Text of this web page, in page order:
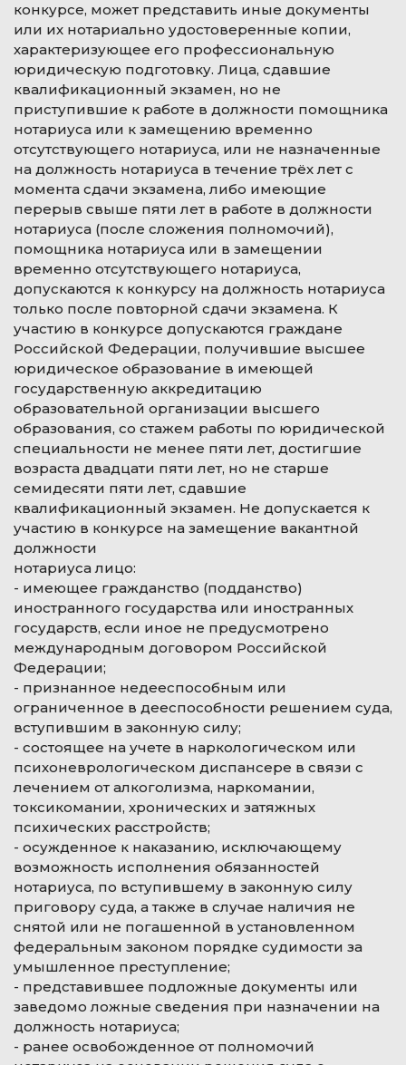
конкурсе, может представить иные документы
или их нотариально удостоверенные копии,
характеризующее его профессиональную
юридическую подготовку. Лица, сдавшие
квалификационный экзамен, но не
приступившие к работе в должности помощника
нотариуса или к замещению временно
отсутствующего нотариуса, или не назначенные
на должность нотариуса в течение трёх лет с
момента сдачи экзамена, либо имеющие
перерыв свыше пяти лет в работе в должности
нотариуса (после сложения полномочий),
помощника нотариуса или в замещении
временно отсутствующего нотариуса,
допускаются к конкурсу на должность нотариуса
только после повторной сдачи экзамена. К
участию в конкурсе допускаются граждане
Российской Федерации, получившие высшее
юридическое образование в имеющей
государственную аккредитацию
образовательной организации высшего
образования, со стажем работы по юридической
специальности не менее пяти лет, достигшие
возраста двадцати пяти лет, но не старше
семидесяти пяти лет, сдавшие
квалификационный экзамен. Не допускается к
участию в конкурсе на замещение вакантной
должности
нотариуса лицо:
- имеющее гражданство (подданство)
иностранного государства или иностранных
государств, если иное не предусмотрено
международным договором Российской
Федерации;
- признанное недееспособным или
ограниченное в дееспособности решением суда,
вступившим в законную силу;
- состоящее на учете в наркологическом или
психоневрологическом диспансере в связи с
лечением от алкоголизма, наркомании,
токсикомании, хронических и затяжных
психических расстройств;
- осужденное к наказанию, исключающему
возможность исполнения обязанностей
нотариуса, по вступившему в законную силу
приговору суда, а также в случае наличия не
снятой или не погашенной в установленном
федеральным законом порядке судимости за
умышленное преступление;
- представившее подложные документы или
заведомо ложные сведения при назначении на
должность нотариуса;
- ранее освобожденное от полномочий